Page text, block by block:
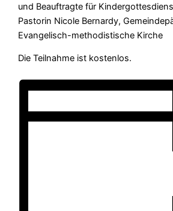
und Beauftragte für
Pastorin Nicole Bernardy,
Evangelisch-methodistische Kirche
Die Teilnahme ist kostenlos.